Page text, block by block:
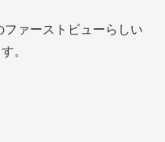
ファーストビューらしい
。